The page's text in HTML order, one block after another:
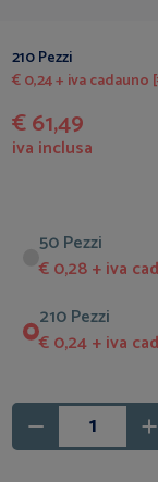
210 Pezzi
€ 0,24 + iva cadauno
€ 61,49
iva inclusa
50 Pezzi
€ 0,28 + iva
210 Pezzi
€ 0,24 + iva